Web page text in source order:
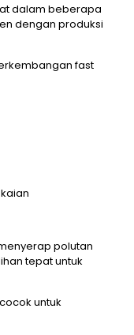
dalam beberapa
dengan produksi
fast
polutan
tepat untuk
untuk